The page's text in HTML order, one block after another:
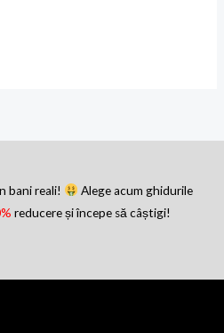
bani reali!
Alege acum ghidurile
reducere și începe să câștigi!